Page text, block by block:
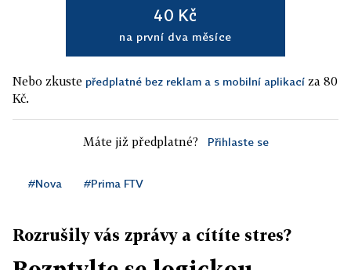
40 Kč
na první dva měsíce
Nebo zkuste předplatné bez reklam a s mobilní aplikací za 80
Kč.
Máte již předplatné? Přihlaste se
#Nova #Prima FTV
Rozrušily vás zprávy a cítíte stres?